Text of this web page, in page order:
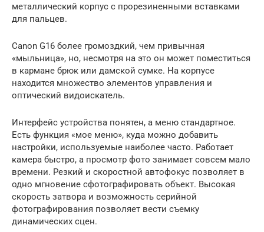
металлический корпус с прорезиненными вставками
для пальцев.
Canon G16 более громоздкий, чем привычная
«мыльница», но, несмотря на это он может поместиться
в кармане брюк или дамской сумке. На корпусе
находится множество элементов управления и
оптический видоискатель.
Интерфейс устройства понятен, а меню стандартное.
Есть функция «мое меню», куда можно добавить
настройки, используемые наиболее часто. Работает
камера быстро, а просмотр фото занимает совсем мало
времени. Резкий и скоростной автофокус позволяет в
одно мгновение сфотографировать объект. Высокая
скорость затвора и возможность серийной
фотографирования позволяет вести съемку
динамических сцен.